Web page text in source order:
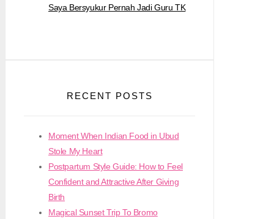
Saya Bersyukur Pernah Jadi Guru TK
RECENT POSTS
Moment When Indian Food in Ubud
Stole My Heart
Postpartum Style Guide: How to Feel
Confident and Attractive After Giving
Birth
Magical Sunset Trip To Bromo